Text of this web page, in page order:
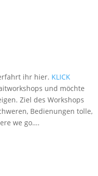
ihr hier. KLICK
und möchte
Ziel des Workshops
Bedienungen tolle,
we go….